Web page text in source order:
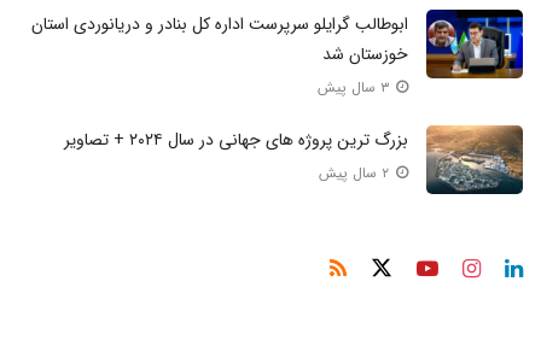
ابوطالب گرایلو سرپرست اداره کل بنادر و دریانوردی استان
خوزستان شد
بزرگ ترین پروژه های جهانی در سال ۲۰۲۴ + تصاویر